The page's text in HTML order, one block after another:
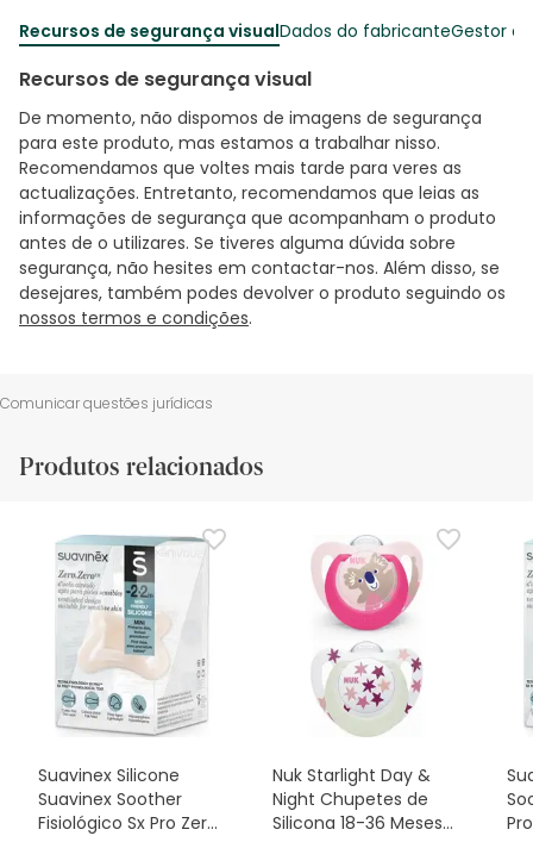
Recursos de segurança visualDados do fabricanteGestor
Recursos de segurança visual
De momento, não dispomos de imagens de segurança
para este produto, mas estamos a trabalhar nisso.
Recomendamos que voltes mais tarde para veres as
actualizações. Entretanto, recomendamos que leias as
informações de segurança que acompanham o produto
antes de o utilizares. Se tiveres alguma dúvida sobre
segurança, não hesites em contactar-nos. Além disso, se
desejares, também podes devolver o produto seguindo os
nossos termos e condições.
Comunicar questões jurídicas
Produtos relacionados
Suavinex Silicone
Suavinex Soother
Fisiológico Sx Pro Zero
Nuk Starlight Day &
Night Chupetes de
Silicona 18-36 Meses